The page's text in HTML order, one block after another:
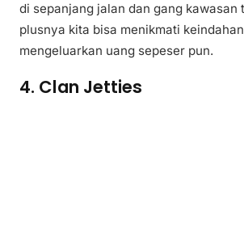
di sepanjang jalan dan gang kawasan
plusnya kita bisa menikmati
mengeluarkan uang sepeser pun.
4. Clan Jetties